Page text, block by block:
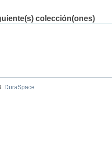
colección(ones)
DuraSpace